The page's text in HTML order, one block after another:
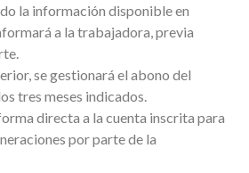
la información disponible en
a la trabajadora, previa
se gestionará el abono del
tres meses indicados.
directa a la cuenta inscrita para
por parte de la